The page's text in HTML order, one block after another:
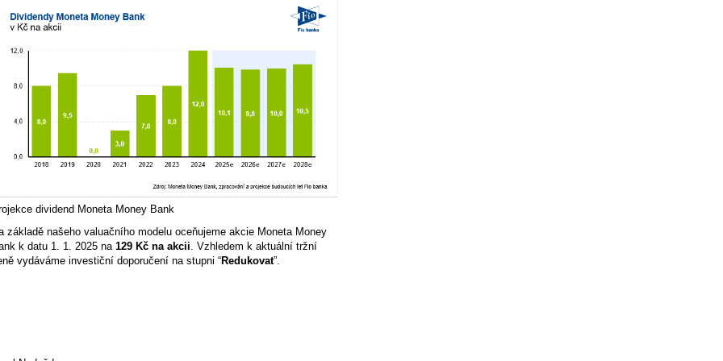
dividend Moneta Money Bank
základě našeho valuačního modelu oceňujeme akcie Moneta Money
k datu 1. 1. 2025 na 129 Kč na akcii . Vzhledem k aktuální tržní
vydáváme investiční doporučení na stupni “Redukovat”.